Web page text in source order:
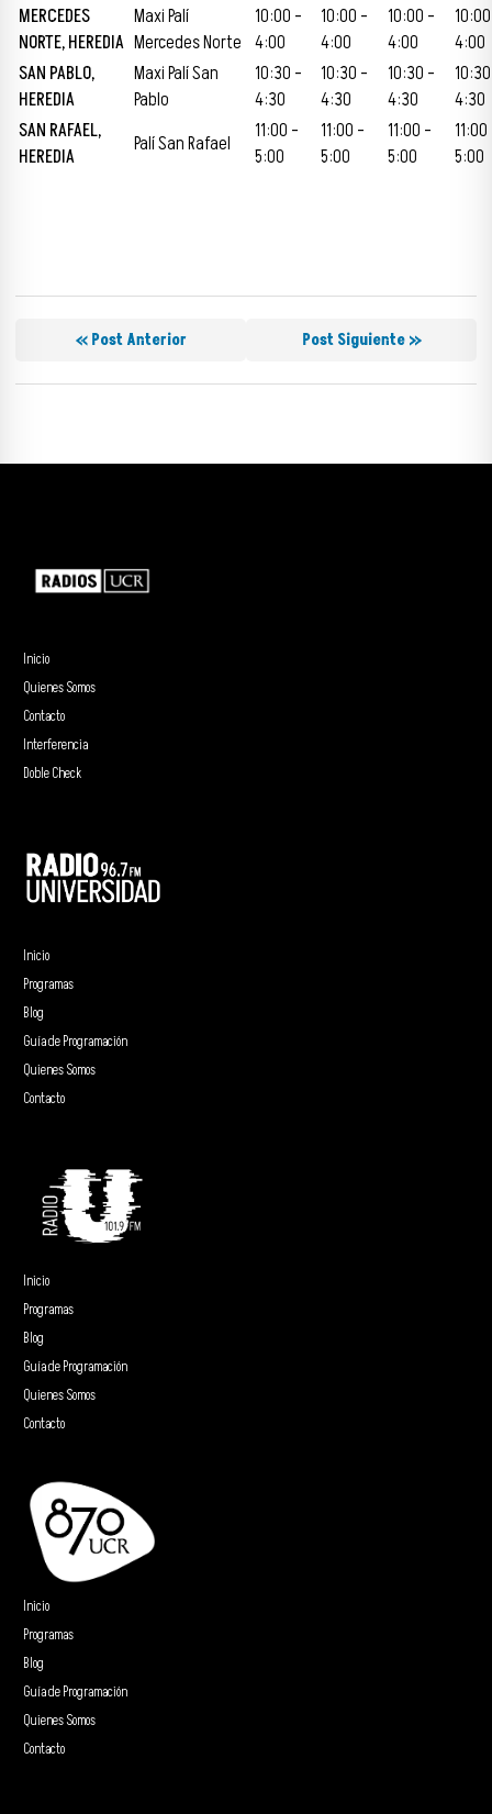
MERCEDES
NORTE, HEREDIA
Maxi Palí
Mercedes Norte
10:00 –
4:00
10:00 –
4:00
10:00 –
4:00
4:00
SAN PABLO,
HEREDIA
Maxi Palí San
Pablo
10:30 –
4:30
10:30 –
4:30
10:30 –
4:30
4:30
SAN RAFAEL,
HEREDIA
Palí San Rafael
11:00 –
5:00
11:00 –
5:00
11:00 –
5:00
5:00
« Post Anterior Post Siguiente »
Inicio
Quienes Somos
Contacto
Interferencia
Doble Check
Inicio
Programas
Blog
Guía de Programación
Quienes Somos
Contacto
Inicio
Programas
Blog
Guía de Programación
Quienes Somos
Contacto
Inicio
Programas
Blog
Guía de Programación
Quienes Somos
Contacto